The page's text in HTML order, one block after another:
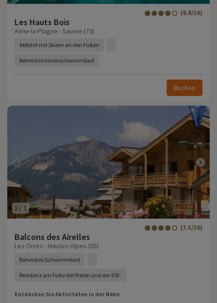
Les Hauts Bois
(8.8/10)
Aime-la-Plagne - Savoie (73)
Abfahrt mit Skiern an den Füßen
Beheiztes Innenschwimmbad
Buchen
1 / 7
Balcons des Airelles
(7.5/10)
Les Orres - Hautes-Alpes (05)
Beheiztes Schwimmbad
Residenz am Fuße der Pisten und der ESF.
Entdecken Sie Aktivitäten in der Nähe